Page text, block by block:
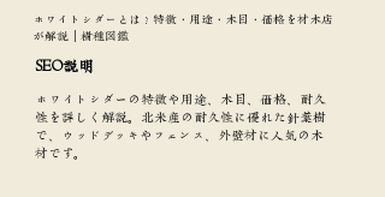
ホワイトシダーとは？特徴・用途・木目・価格を材木店
が解説｜樹種図鑑
SEO説明
ホワイトシダーの特徴や用途、木目、価格、耐久
性を詳しく解説。北米産の耐久性に優れた針葉樹
で、ウッドデッキやフェンス、外壁材に人気の木
材です。